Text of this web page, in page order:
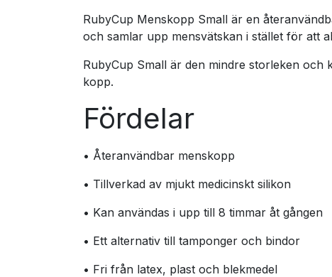
RubyCup Menskopp Small är en
och samlar upp mensvätskan i stället för att
RubyCup Small är den mindre storleken
kopp.
Fördelar
• Återanvändbar menskopp
• Tillverkad av mjukt medicinskt silikon
• Kan användas i upp till 8 timmar åt gången
• Ett alternativ till tamponger och bindor
• Fri från latex, plast och blekmedel